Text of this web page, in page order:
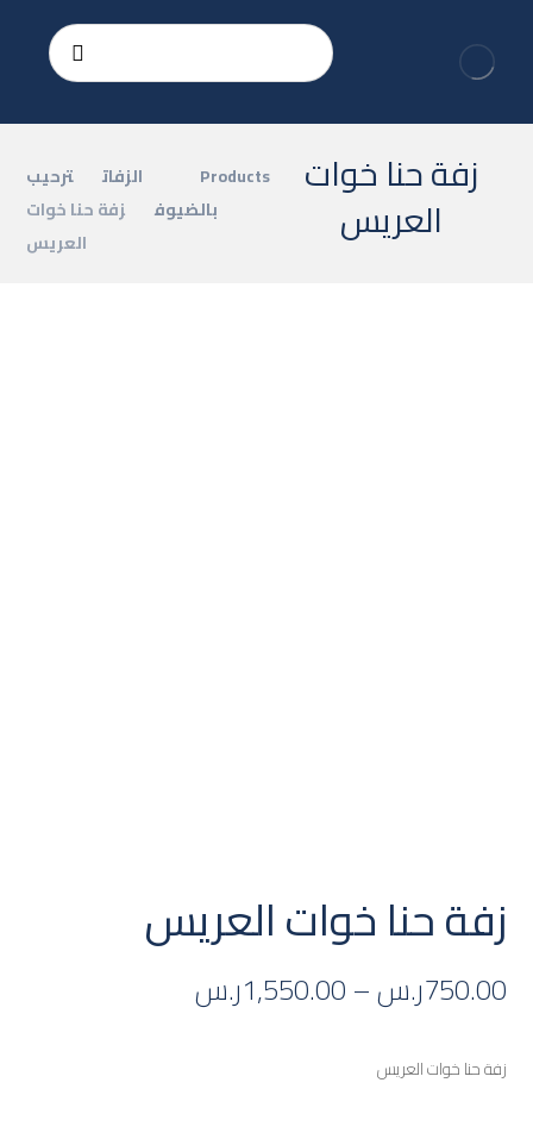
زفة حنا خوات
العريس
Products الزفات
ترحيب
بالضيوف
زفة حنا خوات
العريس
زفة حنا خوات العريس
750.00ر.س–
1,550.00ر.س
زفة حنا خوات العريس